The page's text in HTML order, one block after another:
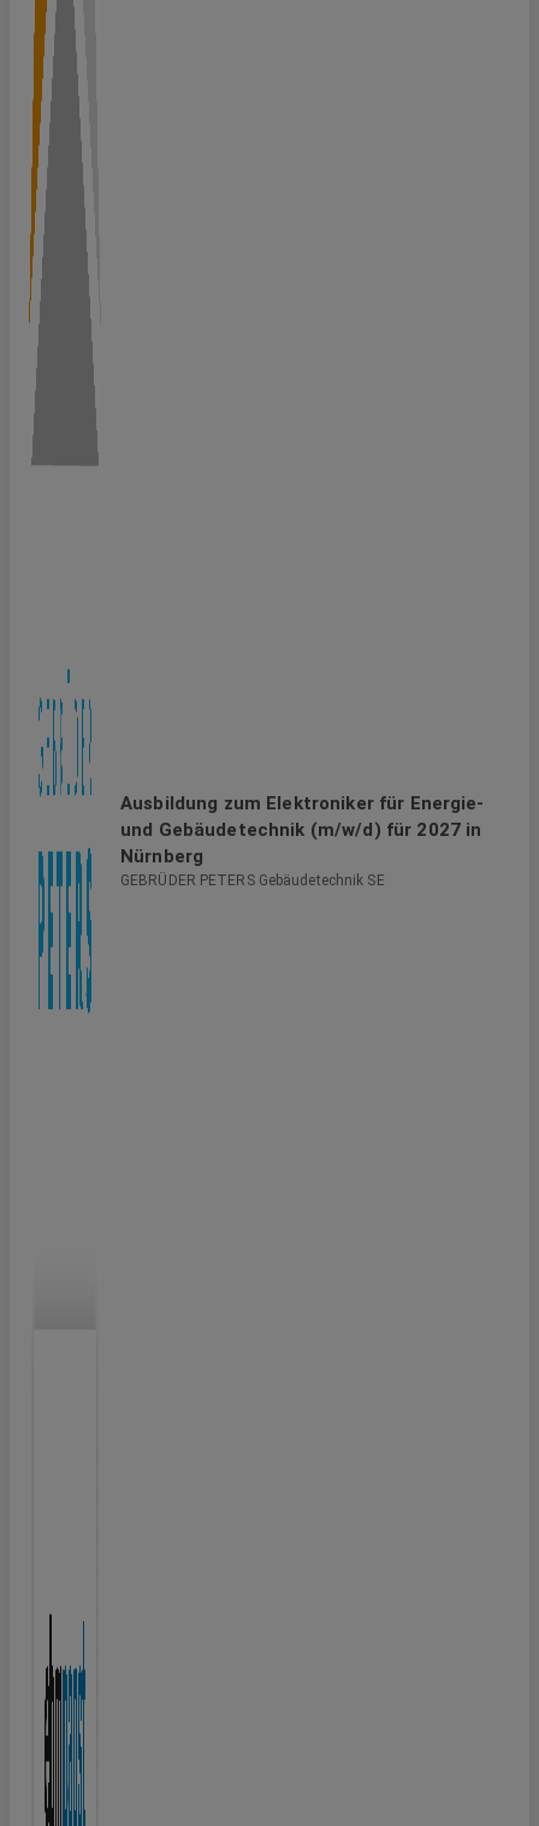
Ausbildung zum Elektroniker für Energie-
und Gebäudetechnik (m/w/d) für 2027 in
Nürnberg
GEBRÜDER PETERS Gebäudetechnik SE